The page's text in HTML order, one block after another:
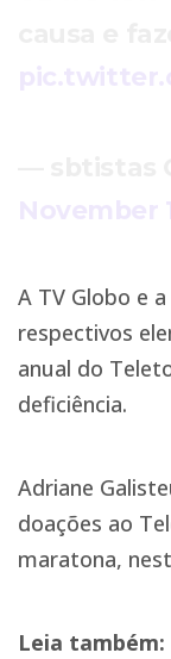
A TV Globo e
respectivos
anual do
deficiência.
Adriane
doações ao
maratona,
Leia também: